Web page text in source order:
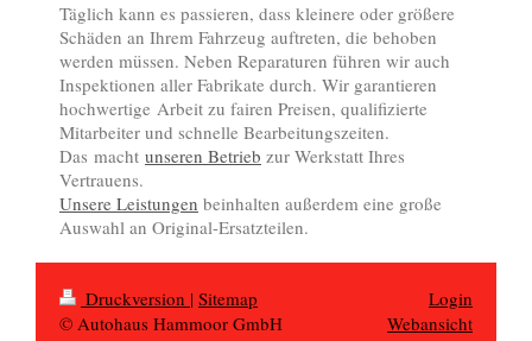
Täglich kann es passieren, dass kleinere oder größere
Schäden an Ihrem Fahrzeug auftreten, die behoben
werden müssen. Neben Reparaturen führen wir auch
Inspektionen aller Fabrikate durch. Wir garantieren
hochwertige Arbeit zu fairen Preisen, qualifizierte
Mitarbeiter und schnelle Bearbeitungszeiten.
Das macht unseren Betrieb zur Werkstatt Ihres
Vertrauens.
Unsere Leistungen beinhalten außerdem eine große
Auswahl an Original-Ersatzteilen.
Druckversion | Sitemap
© Autohaus Hammoor GmbH
Login
Webansicht